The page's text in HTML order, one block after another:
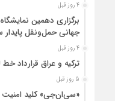
4 روز قبل
برگزاری دهمین
جهانی حمل‌ونقل پایدار
4 روز قبل
ترکیه و عراق قرارداد
5 روز قبل
«سی‌ان‌جی» کلید امنیت